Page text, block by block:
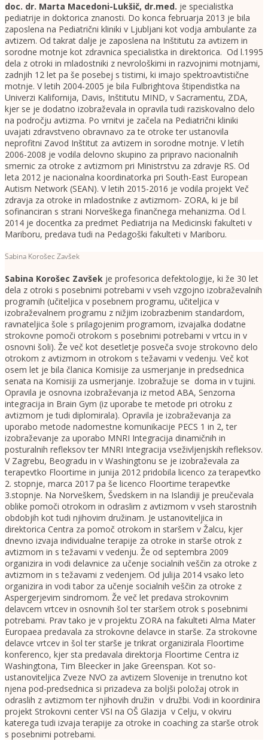
doc. dr. Marta Macedoni-Lukšič, dr.med. je specialistka
pediatrije in doktorica znanosti. Do konca februarja 2013 je bila
zaposlena na Pediatrični kliniki v Ljubljani kot vodja ambulante za
avtizem. Od takrat dalje je zaposlena na Inštitutu za avtizem in
sorodne motnje kot zdravnica specialistka in direktorica. Od l.1995
dela z otroki in mladostniki z nevrološkimi in razvojnimi motnjami,
zadnjih 12 let pa še posebej s tistimi, ki imajo spektroavtistične
motnje. V letih 2004-2005 je bila Fulbrightova štipendistka na
Univerzi Kalifornija, Davis, Inštitutu MIND, v Sacramentu, ZDA,
kjer se je dodatno izobraževala in opravila tudi raziskovalno delo
na področju avtizma. Po vrnitvi je začela na Pediatrični kliniki
uvajati zdravstveno obravnavo za te otroke ter ustanovila
neprofitni Zavod Inštitut za avtizem in sorodne motnje. V letih
2006-2008 je vodila delovno skupino za pripravo nacionalnih
smernic za otroke z avtizmom pri Ministrstvu za zdravje RS. Od
leta 2012 je nacionalna koordinatorka pri South-East European
Autism Network (SEAN). V letih 2015-2016 je vodila projekt Več
zdravja za otroke in mladostnike z avtizmom- ZORA, ki je bil
sofinanciran s strani Norveškega finančnega mehanizma. Od l.
2014 je docentka za predmet Pediatrija na Medicinski fakulteti v
Mariboru, predava tudi na Pedagoški fakulteti v Mariboru.
Sabina Korošec Zavšek
Sabina Korošec Zavšek je profesorica defektologije, ki že 30 let
dela z otroki s posebnimi potrebami v vseh vzgojno izobraževalnih
programih (učiteljica v posebnem programu, učiteljica v
izobraževalnem programu z nižjim izobrazbenim standardom,
ravnateljica šole s prilagojenim programom, izvajalka dodatne
strokovne pomoči otrokom s posebnimi potrebami v vrtcu in v
osnovni šoli). Že več kot desetletje posveča svoje strokovno delo
otrokom z avtizmom in otrokom s težavami v vedenju. Več kot
osem let je bila članica Komisije za usmerjanje in predsednica
senata na Komisiji za usmerjanje. Izobražuje se doma in v tujini.
Opravila je osnovna izobraževanja iz metod ABA, Senzorna
integracija in Brain Gym (iz uporabe te metode pri otroku z
avtizmom je tudi diplomirala). Opravila je izobraževanja za
uporabo metode nadomestne komunikacije PECS 1 in 2, ter
izobraževanje za uporabo MNRI Integracija dinamičnih in
posturalnih refleksov ter MNRI Integracija vseživljenjskih refleksov.
V Zagrebu, Beogradu in v Washingtonu se je izobraževala za
terapevtko Floortime in junija 2012 pridobila licenco za terapevtko
2. stopnje, marca 2017 pa še licenco Floortime terapevtke
3.stopnje. Na Norveškem, Švedskem in na Islandiji je preučevala
oblike pomoči otrokom in odraslim z avtizmom v vseh starostnih
obdobjih kot tudi njihovim družinam. Je ustanoviteljica in
direktorica Centra za pomoč otrokom in staršem v Žalcu, kjer
dnevno izvaja individualne terapije za otroke in starše otrok z
avtizmom in s težavami v vedenju. Že od septembra 2009
organizira in vodi delavnice za učenje socialnih veščin za otroke z
avtizmom in s težavami z vedenjem. Od julija 2014 vsako leto
organizira in vodi tabor za učenje socialnih veščin za otroke z
Aspergerjevim sindromom. Že več let predava strokovnim
delavcem vrtcev in osnovnih šol ter staršem otrok s posebnimi
potrebami. Prav tako je v projektu ZORA na fakulteti Alma Mater
Europaea predavala za strokovne delavce in starše. Za strokovne
delavce vrtcev in šol ter starše je trikrat organizirala Floortime
konferenco, kjer sta predavala direktorja Floortime Centra iz
Washingtona, Tim Bleecker in Jake Greenspan. Kot so-
ustanoviteljica Zveze NVO za avtizem Slovenije in trenutno kot
njena pod-predsednica si prizadeva za boljši položaj otrok in
odraslih z avtizmom ter njihovih družin v družbi. Vodi in koordinira
projekt Strokovni center VSI na OŠ Glazija v Celju, v okviru
katerega tudi izvaja terapije za otroke in coaching za starše otrok
s posebnimi potrebami.